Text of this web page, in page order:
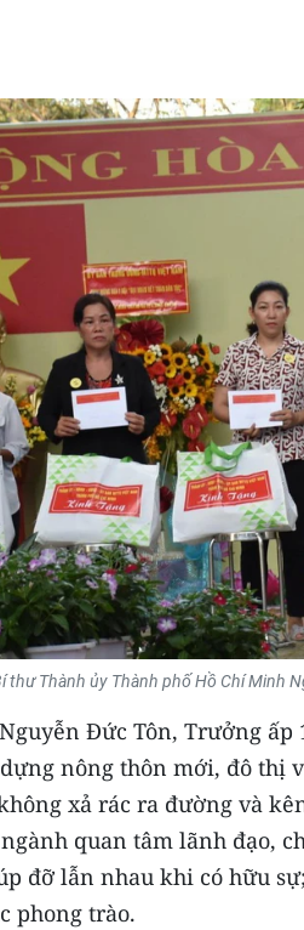
thư Thành ủy Thành phố Hồ Chí Minh
Đức Tôn, Trưởng ấp
nông thôn mới, đô thị
xả rác ra đường và
quan tâm lãnh đạo,
đỡ lẫn nhau khi có hữu
phong trào.